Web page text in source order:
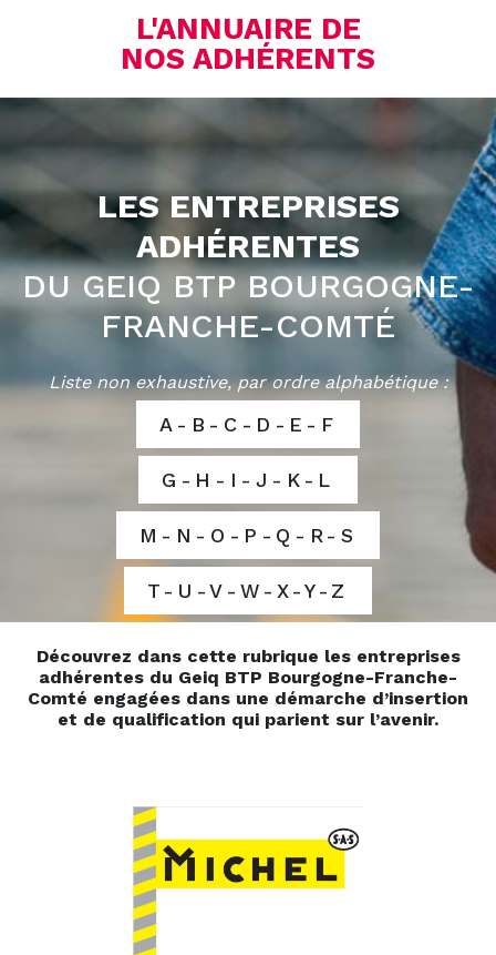
L'ANNUAIRE DE
NOS ADHÉRENTS
LES ENTREPRISES
ADHÉRENTES
DU GEIQ BTP BOURGOGNE-
FRANCHE-COMTÉ
Liste non exhaustive, par ordre alphabétique :
A-B-C-D-E-F
G-H-I-J-K-L
M-N-O-P-Q-R-S
T-U-V-W-X-Y-Z
Découvrez dans cette rubrique les entreprises
adhérentes du Geiq BTP Bourgogne-Franche-
Comté engagées dans une démarche d’insertion
et de qualification qui parient sur l’avenir.